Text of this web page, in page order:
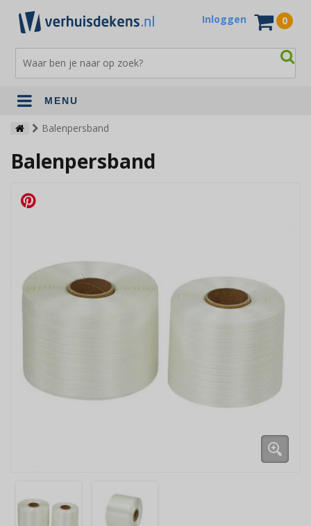
Inloggen 0
MENU
Verhuisdekens
Opslagdekens
Andere verhuismaterialen
Balenpersband
Balenpersband